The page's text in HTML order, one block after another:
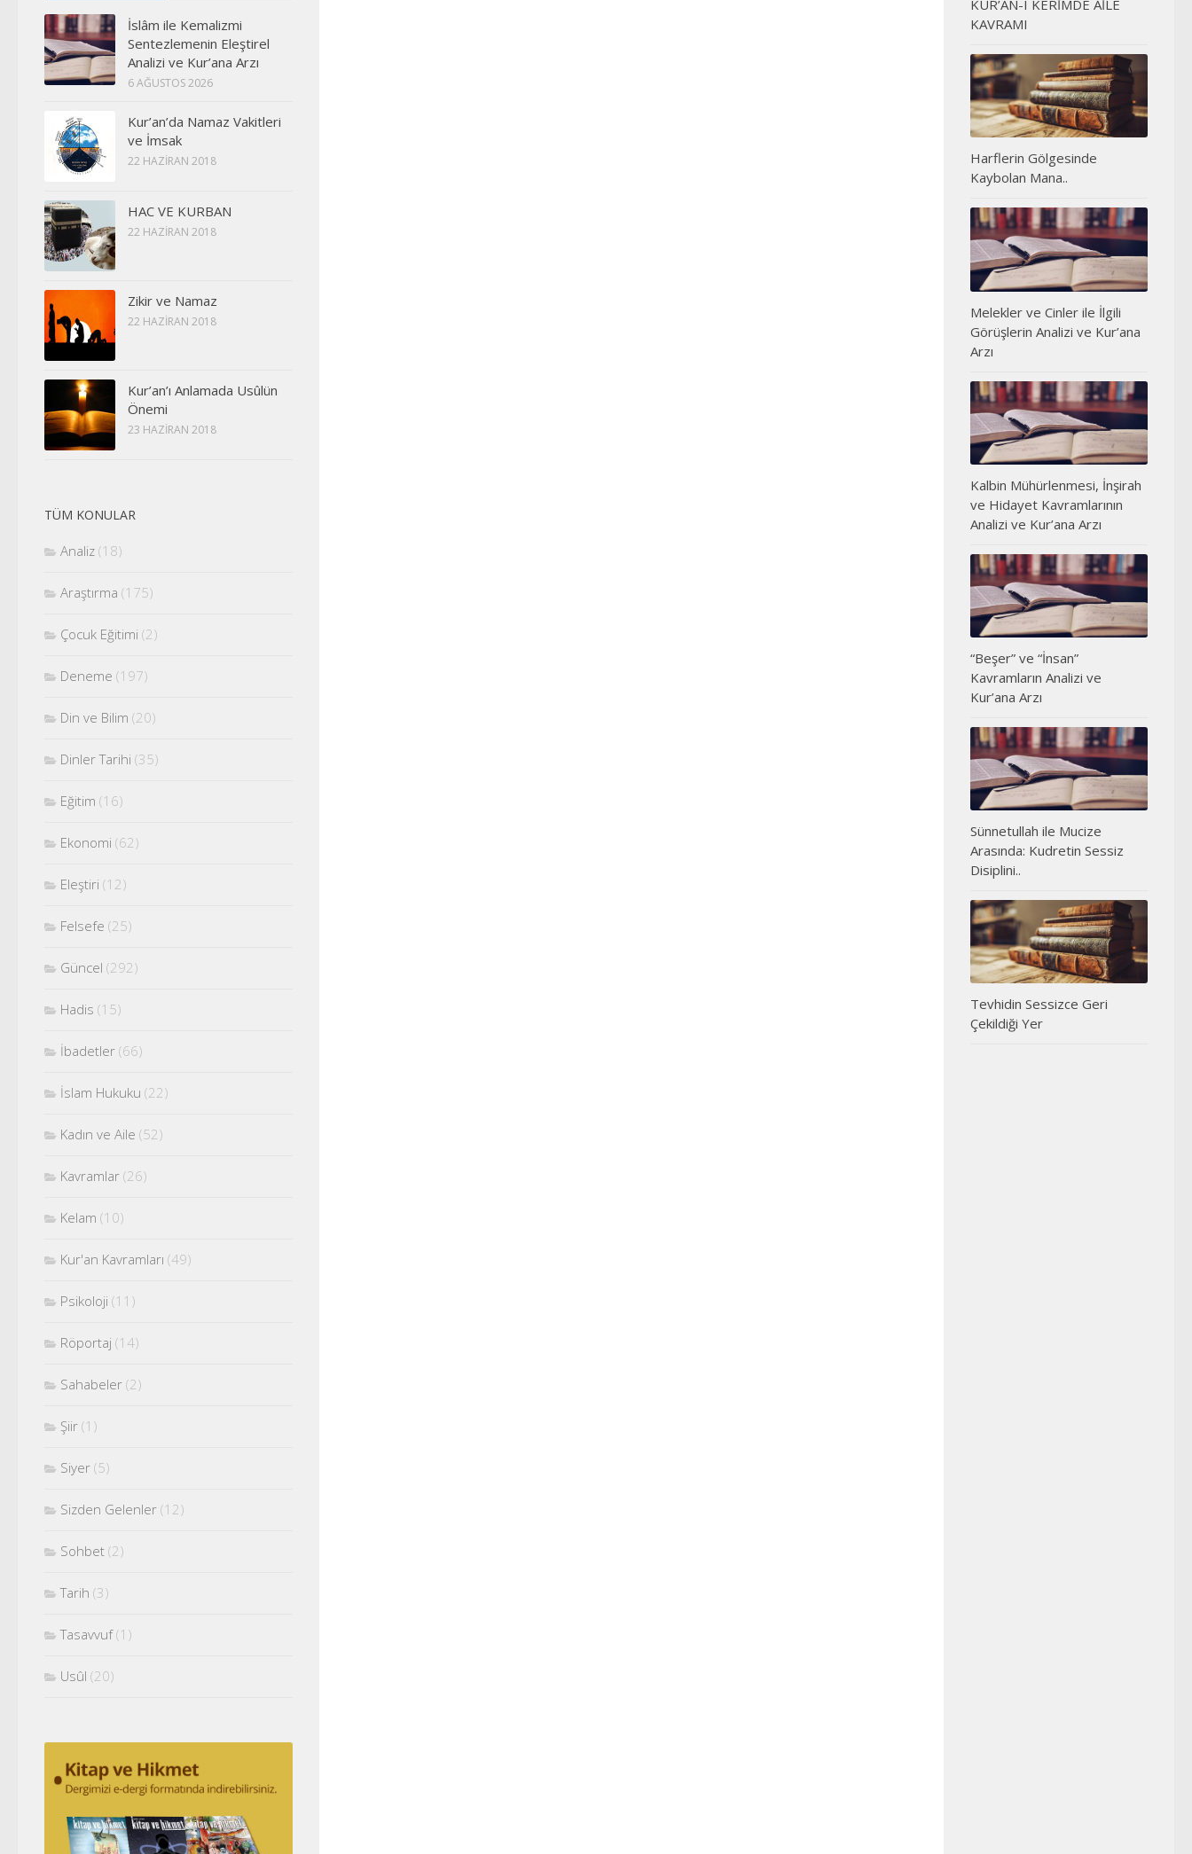
İslâm ile Kemalizmi
Sentezlemenin Eleştirel
Analizi ve Kur’ana Arzı
6 AĞUSTOS 2026
Kur’an’da Namaz Vakitleri
ve İmsak
22 HAZIRAN 2018
HAC VE KURBAN
22 HAZIRAN 2018
Zikir ve Namaz
22 HAZIRAN 2018
Kur’an’ı Anlamada Usûlün
Önemi
23 HAZIRAN 2018
TÜM KONULAR
Analiz (18)
Araştırma (175)
Çocuk Eğitimi (2)
Deneme (197)
Din ve Bilim (20)
Dinler Tarihi (35)
Eğitim (16)
Ekonomi (62)
Eleştiri (12)
Felsefe (25)
Güncel (292)
Hadis (15)
İbadetler (66)
İslam Hukuku (22)
Kadın ve Aile (52)
Kavramlar (26)
Kelam (10)
Kur'an Kavramları (49)
Psikoloji (11)
Röportaj (14)
Sahabeler (2)
Şiir (1)
Siyer (5)
Sizden Gelenler (12)
Sohbet (2)
Tarih (3)
Tasavvuf(1)
Usûl (20)
KUR’ÂN-I KERİMDE AİLE
KAVRAMI
Harflerin Gölgesinde
Kaybolan Mana..
Melekler ve Cinler ile İlgili
Görüşlerin Analizi ve Kur’ana
Arzı
Kalbin Mühürlenmesi, İnşirah
ve Hidayet Kavramlarının
Analizi ve Kur’ana Arzı
“Beşer” ve “İnsan”
Kavramların Analizi ve
Kur’ana Arzı
Sünnetullah ile Mucize
Arasında: Kudretin Sessiz
Disiplini..
Tevhidin Sessizce Geri
Çekildiği Yer